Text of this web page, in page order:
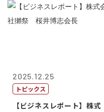
2025.12.25
トピックス
【ビジネスレポート】株式